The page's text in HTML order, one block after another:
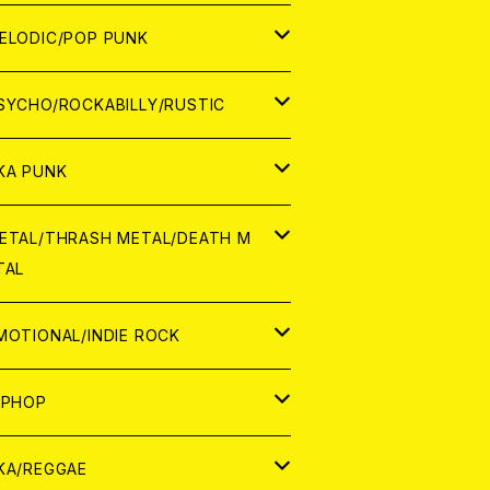
ログ
ログ
POP PUNK
ROCKABILLY/RUSTIC
PUNK
THRASH METAL/DEATH M
INDIE ROCK
REGGAE